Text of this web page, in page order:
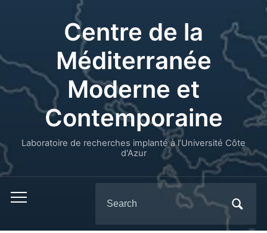
Centre de la
Méditerranée
Moderne et
Contemporaine
Laboratoire de recherches implanté à l’Université Côte
d'Azur
for: